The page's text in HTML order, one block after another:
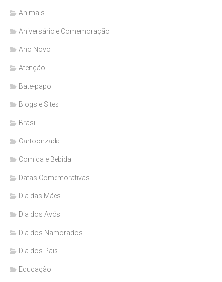
Animais
Aniversário e Comemoração
Ano Novo
Atenção
Bate-papo
Blogs e Sites
Brasil
Cartoonzada
Comida e Bebida
Datas Comemorativas
Dia das Mães
Dia dos Avós
Dia dos Namorados
Dia dos Pais
Educação